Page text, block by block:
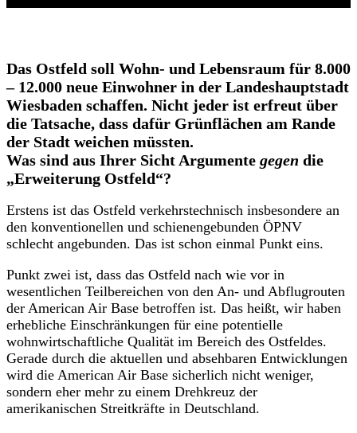
Das Ostfeld soll Wohn- und Lebensraum für 8.000
– 12.000 neue Einwohner in der Landeshauptstadt
Wiesbaden schaffen. Nicht jeder ist erfreut über
die Tatsache, dass dafür Grünflächen am Rande
der Stadt weichen müssten.
Was sind aus Ihrer Sicht Argumente gegen die
„Erweiterung Ostfeld“?
Erstens ist das Ostfeld verkehrstechnisch insbesondere an
den konventionellen und schienengebunden ÖPNV
schlecht angebunden. Das ist schon einmal Punkt eins.
Punkt zwei ist, dass das Ostfeld nach wie vor in
wesentlichen Teilbereichen von den An- und Abflugrouten
der American Air Base betroffen ist. Das heißt, wir haben
erhebliche Einschränkungen für eine potentielle
wohnwirtschaftliche Qualität im Bereich des Ostfeldes.
Gerade durch die aktuellen und absehbaren Entwicklungen
wird die American Air Base sicherlich nicht weniger,
sondern eher mehr zu einem Drehkreuz der
amerikanischen Streitkräfte in Deutschland.